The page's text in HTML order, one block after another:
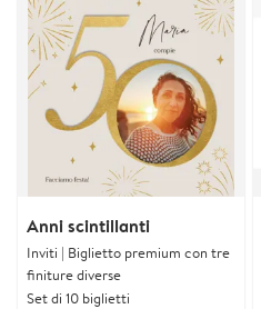
Anni scintillanti
Inviti | Biglietto premium con tre
finiture diverse
Set di 10 biglietti